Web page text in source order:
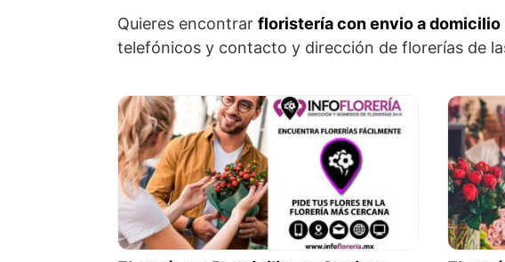
Quieres encontrar floristería con envio a domicilio
telefónicos y contacto y dirección de florerías de